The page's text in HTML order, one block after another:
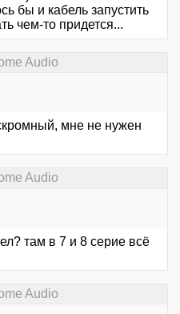
бы и кабель запустить
чем-то придется...
Audio
мне не нужен
Audio
там в 7 и 8 серие всё
Audio